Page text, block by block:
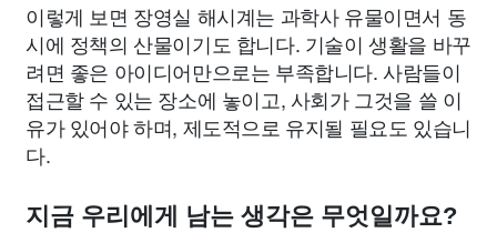
이렇게 보면 장영실 해시계는 과학사 유물이면서 동
시에 정책의 산물이기도 합니다. 기술이 생활을 바꾸
려면 좋은 아이디어만으로는 부족합니다. 사람들이
접근할 수 있는 장소에 놓이고, 사회가 그것을 쓸 이
유가 있어야 하며, 제도적으로 유지될 필요도 있습니
다.
지금 우리에게 남는 생각은 무엇일까요?